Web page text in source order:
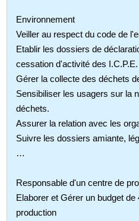
Environnement
Veiller au respect du code de
Etablir les dossiers de
cessation d'activité des I.C.P.E.
Gérer la collecte des déchets
Sensibiliser les usagers sur la
déchets.
Assurer la relation avec les
Suivre les dossiers amiante,
…
Responsable d'un centre de
Elaborer et Gérer un budget
production